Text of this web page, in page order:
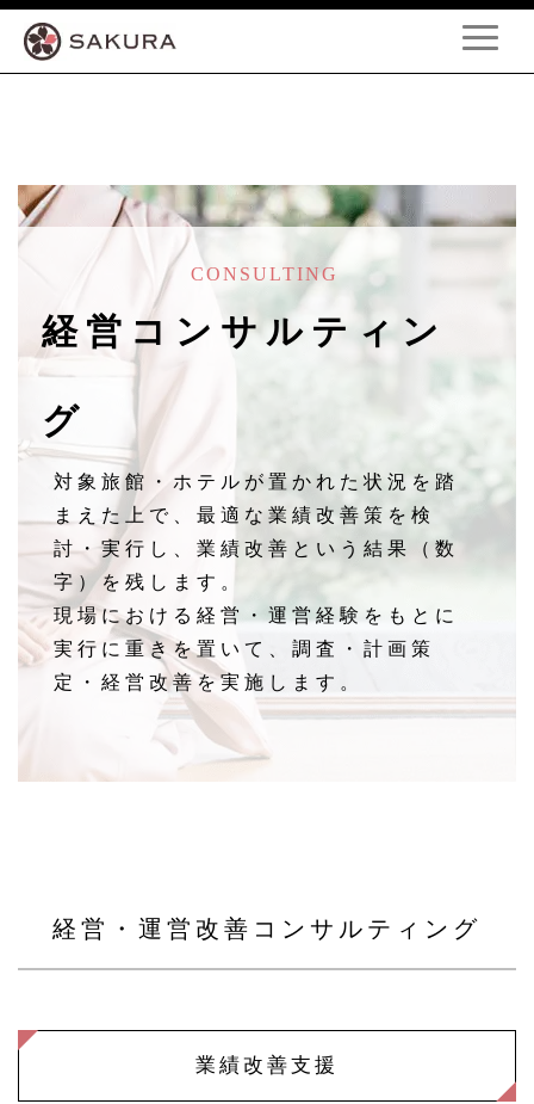
CONSULTING
経営コンサルティン
グ
対象旅館・ホテルが置かれた状況を踏
まえた上で、 最適な業績改善策を検
討・実行し、 業績改善という結果（数
字）を残します。
現場における経営・運営経験をもとに
実行に重きを置いて、 調査・計画策
定・経営改善を実施します。
経営・運営改善コンサルティング
業績改善支援